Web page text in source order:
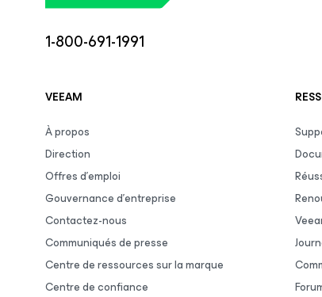
1-800-691-1991
VEEAM
À propos
Direction
Offres d’emploi
Gouvernance d’entreprise
Contactez-nous
Communiqués de presse
Centre de ressources sur la marque
Centre de confiance